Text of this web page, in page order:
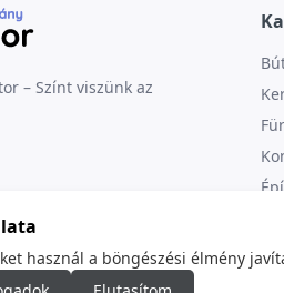
– Színt viszünk az
használ a böngészési élmény